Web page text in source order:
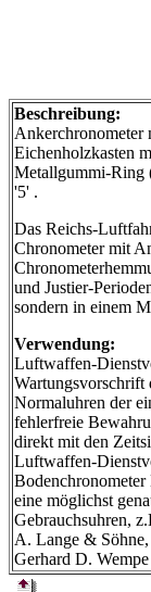
Beschreibung:
Ankerchronometer
Eichenholzkasten
Metallgummi-Ring
'5' .
Das Reichs-
Chronometer mit
und Justier-
sondern in einem
Verwendung:
Luftwaffen-
Wartungsvorschrift
Normaluhren der
fehlerfreie
direkt mit den
Luftwaffen-
Bodenchronometer
eine möglichst
Gebrauchsuhren,
A. Lange &
Gerhard D.